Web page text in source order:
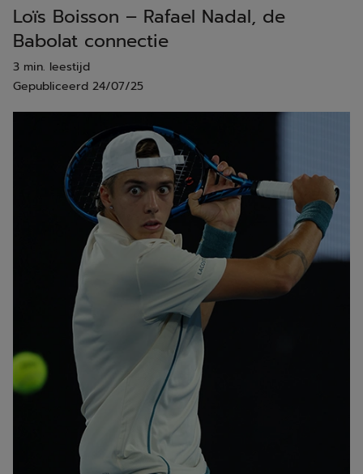
Loïs Boisson – Rafael Nadal, de
Babolat connectie
3 min. leestijd
Gepubliceerd 24/07/25